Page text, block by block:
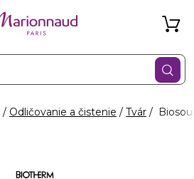
Odličovanie a čistenie Tvár